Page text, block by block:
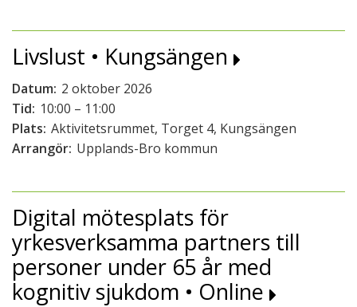
Livslust • Kungsängen
Datum: 2 oktober 2026
Tid: 10:00 – 11:00
Plats: Aktivitetsrummet, Torget 4, Kungsängen
Arrangör: Upplands-Bro kommun
Digital mötesplats för
yrkesverksamma partners till
personer under 65 år med
kognitiv sjukdom • Online